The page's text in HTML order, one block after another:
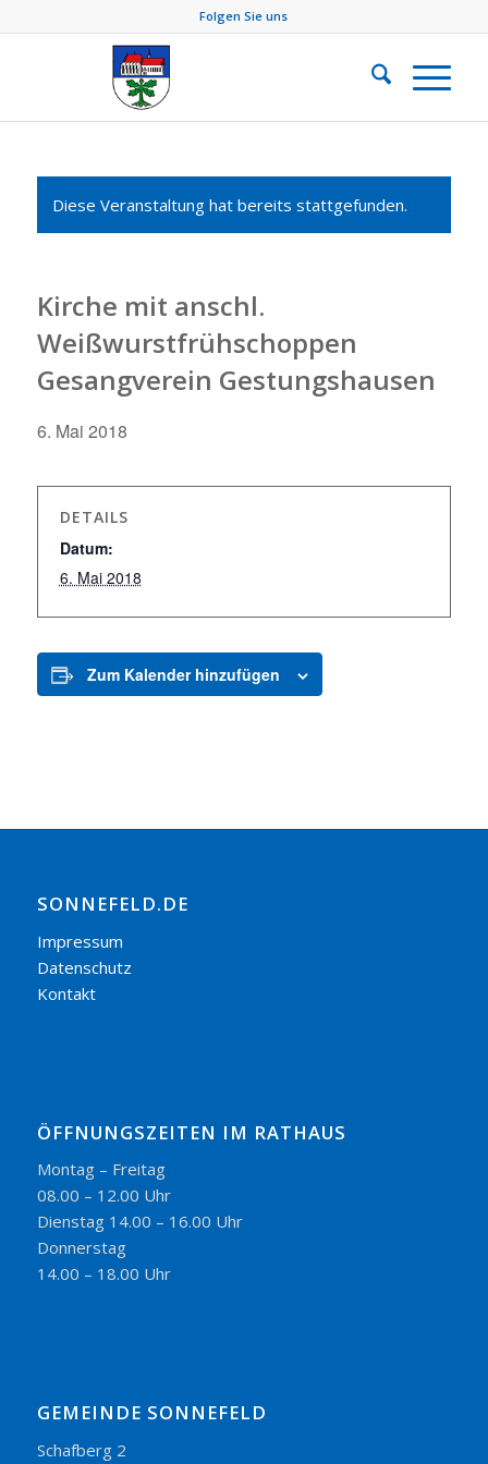
Folgen Sie uns
Diese Veranstaltung hat bereits stattgefunden.
Kirche mit anschl.
Weißwurstfrühschoppen
Gesangverein Gestungshausen
6. Mai 2018
DETAILS
Datum:
6. Mai 2018
Zum Kalender hinzufügen
SONNEFELD.DE
Impressum
Datenschutz
Kontakt
ÖFFNUNGSZEITEN IM RATHAUS
Montag – Freitag
08.00 – 12.00 Uhr
Dienstag 14.00 – 16.00 Uhr
Donnerstag
14.00 – 18.00 Uhr
GEMEINDE SONNEFELD
Schafberg 2